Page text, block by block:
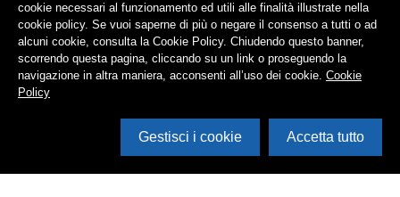
Apri i filtri
cookie necessari al funzionamento ed utili alle finalità illustrate nella
cookie policy. Se vuoi saperne di più o negare il consenso a tutti o ad
alcuni cookie, consulta la Cookie Policy. Chiudendo questo banner,
scorrendo questa pagina, cliccando su un link o proseguendo la
navigazione in altra maniera, acconsenti all’uso dei cookie. Cookie
Policy
Gestisci i cookie Accetta tutto